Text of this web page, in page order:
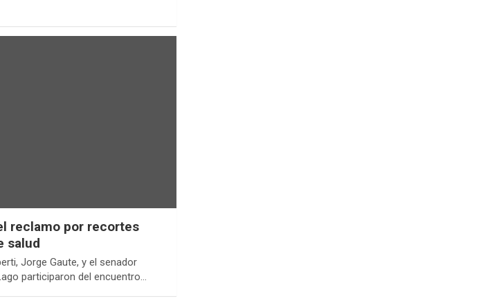
reclamo por recortes
salud
Jorge Gaute, y el senador
participaron del encuentro…